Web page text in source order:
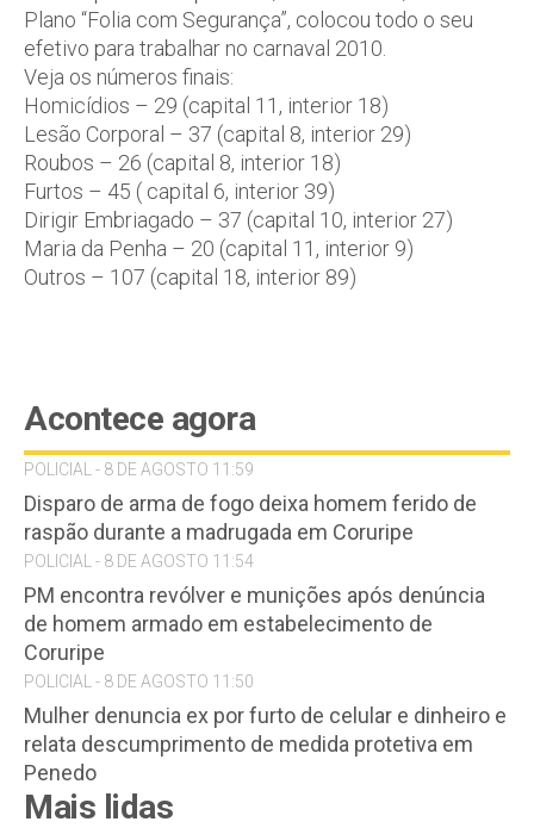
Plano “Folia com Segurança”, colocou todo o seu
efetivo para trabalhar no carnaval 2010.
Veja os números finais:
Homicídios – 29 (capital 11, interior 18)
Lesão Corporal – 37 (capital 8, interior 29)
Roubos – 26 (capital 8, interior 18)
Furtos – 45 ( capital 6, interior 39)
Dirigir Embriagado – 37 (capital 10, interior 27)
Maria da Penha – 20 (capital 11, interior 9)
Outros – 107 (capital 18, interior 89)
Acontece agora
POLICIAL - 8 DE AGOSTO 11:59
Disparo de arma de fogo deixa homem ferido de
raspão durante a madrugada em Coruripe
POLICIAL - 8 DE AGOSTO 11:54
PM encontra revólver e munições após denúncia
de homem armado em estabelecimento de
Coruripe
POLICIAL - 8 DE AGOSTO 11:50
Mulher denuncia ex por furto de celular e dinheiro e
relata descumprimento de medida protetiva em
Penedo
Mais lidas